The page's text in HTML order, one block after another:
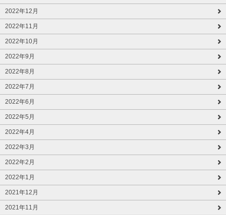
2022年12月
2022年11月
2022年10月
2022年9月
2022年8月
2022年7月
2022年6月
2022年5月
2022年4月
2022年3月
2022年2月
2022年1月
2021年12月
2021年11月